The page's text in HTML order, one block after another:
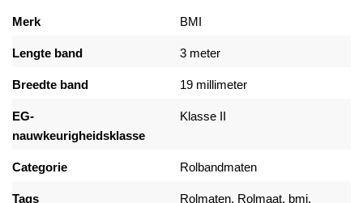
Merk BMI
Lengte band 3 meter
Breedte band 19 millimeter
EG-
nauwkeurigheidsklasse
Klasse II
Categorie Rolbandmaten
Tags Rolmaten, Rolmaat, bmi,